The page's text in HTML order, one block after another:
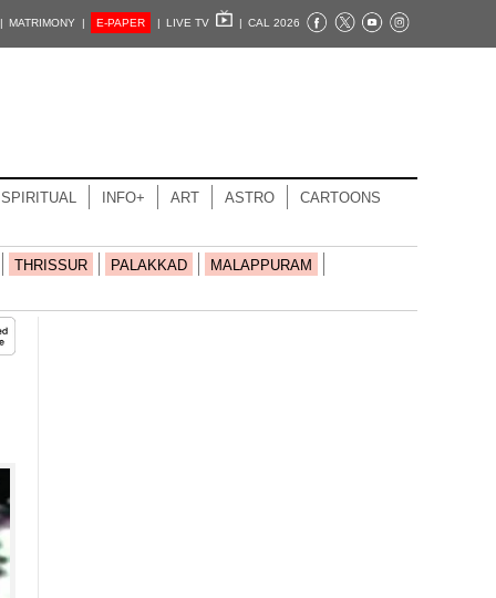
MATRIMONY | E-PAPER | LIVE TV | CAL 2026
SPIRITUAL INFO+ ART ASTRO CARTOONS
THRISSUR PALAKKAD MALAPPURAM